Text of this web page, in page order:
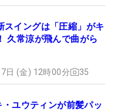
スイングは「圧縮」がキ
久常涼が飛んで曲がら
日 (金) 12時00分 35
・ユウティンが前髪パッ